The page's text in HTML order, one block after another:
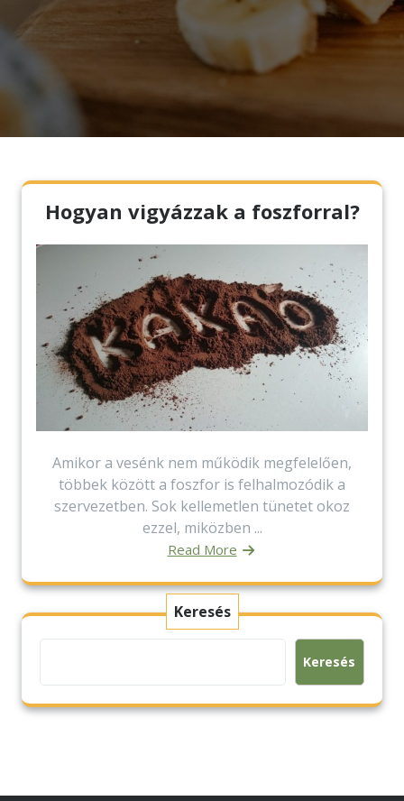
Hogyan vigyázzak a foszforral?
Amikor a vesénk nem működik megfelelően,
többek között a foszfor is felhalmozódik a
szervezetben. Sok kellemetlen tünetet okoz
ezzel, miközben ...
Read More
Keresés
Keresés